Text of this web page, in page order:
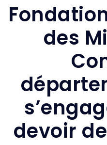
des
devoir